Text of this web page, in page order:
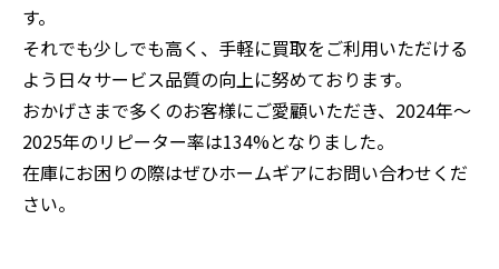
す。
それでも少しでも高く、手軽に買取をご利用いただける
よう日々サービス品質の向上に努めております。
おかげさまで多くのお客様にご愛顧いただき、2024年～
2025年のリピーター率は134%となりました。
在庫にお困りの際はぜひホームギアにお問い合わせくだ
さい。